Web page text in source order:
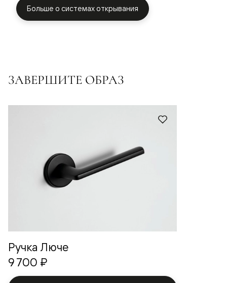
Больше о системах открывания
ЗАВЕРШИТЕ ОБРАЗ
Ручка Люче
9 700 ₽